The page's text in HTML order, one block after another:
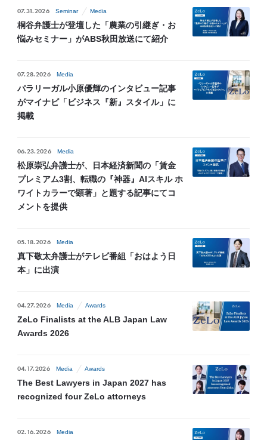
07.31.2026 Seminar Media
桐谷弁護士が登壇した「農業の引継ぎ・お
悩みセミナー」がABS秋田放送にて紹介
07.28.2026 Media
パラリーガル小原優輝のインタビュー記事
がマイナビ「ビジネス『新』スタイル」に
掲載
06.23.2026 Media
松原崇弘弁護士が、日本経済新聞の「賃金
プレミアム3割、転職の『神器』AIスキル ホ
ワイトカラーで顕著」と題する記事にてコ
メントを提供
05.18.2026 Media
真下敬太弁護士がテレビ番組「おはよう日
本」に出演
04.27.2026 Media Awards
ZeLo Finalists at the ALB Japan Law
Awards 2026
04.17.2026 Media Awards
The Best Lawyers in Japan 2027 has
recognized four ZeLo attorneys
02.16.2026 Media